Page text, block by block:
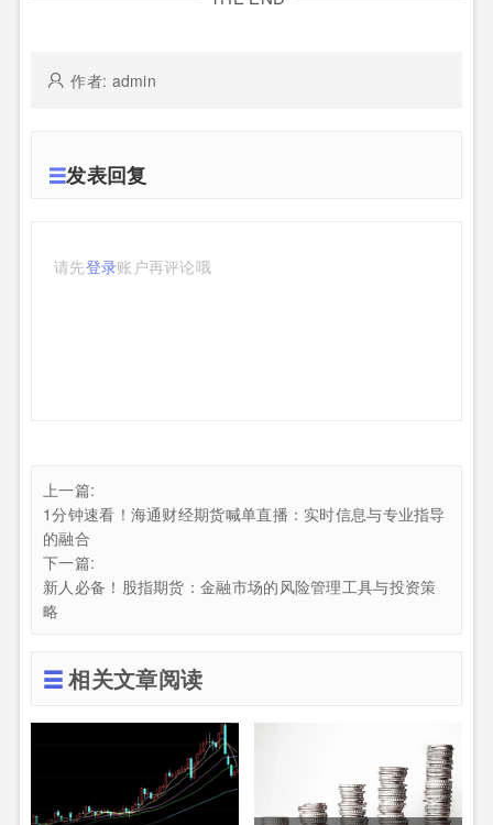
作者: admin
发表回复
请先登录账户再评论哦
上一篇:
1分钟速看！海通财经期货喊单直播：实时信息与专业指导
的融合
下一篇:
新人必备！股指期货：金融市场的风险管理工具与投资策
略
相关文章阅读